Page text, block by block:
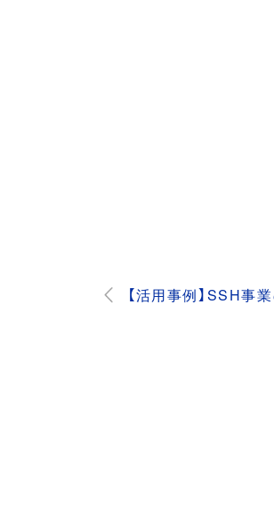
【活用事例】SSH事